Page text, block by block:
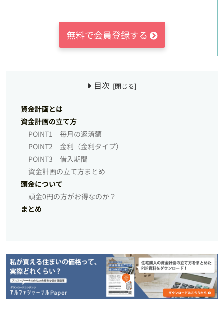
無料で会員登録する
目次
資金計画とは
資金計画の立て方
POINT1 毎月の返済額
POINT2 金利（金利タイプ）
POINT3 借入期間
資金計画の立て方まとめ
頭金について
頭金0円の方がお得なのか？
まとめ